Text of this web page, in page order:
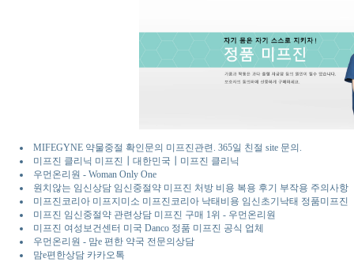
MIFEGYNE 약물중절 확인문의 미프진관련. 365일 친절 site 문의.
미프진 클리닉 미프진┃대한민국┃미프진 클리닉
우먼온리원 - Woman Only One
원치않는 임신상담 임신중절약 미프진 처방 비용 복용 후기 부작용 주의사항
미프진코리아 미프지미소 미프진코리아 낙태비용 임신초기낙태 정품미프진
미프진 임신중절약 관련상담 미프진 구매 1위 - 우먼온리원
미프진 여성보건센터 미국 Danco 정품 미프진 공식 업체
우먼온리원 - 맘e 편한 약국 전문의상담
맘e편한상담 카카오톡